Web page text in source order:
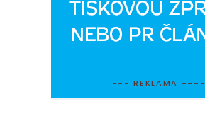
--- REKLAMA ----